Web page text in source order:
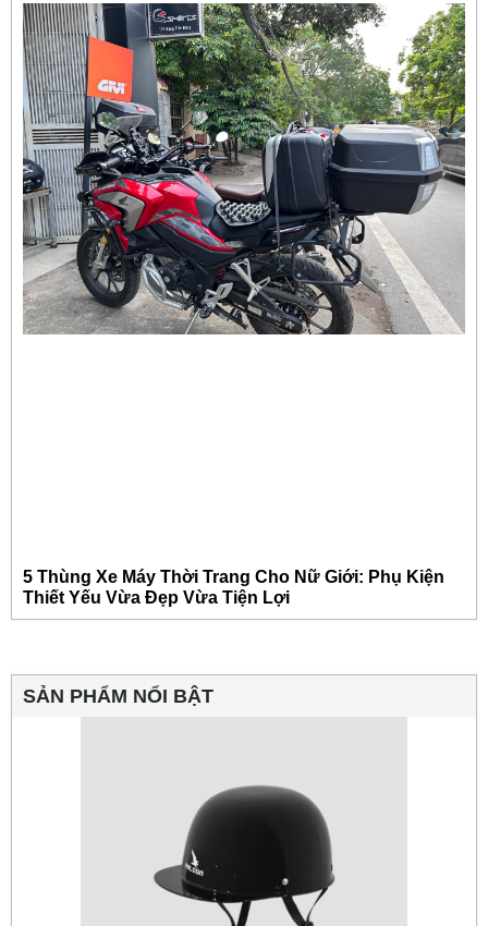
5 Thùng Xe Máy Thời Trang Cho Nữ Giới: Phụ Kiện
Thiết Yếu Vừa Đẹp Vừa Tiện Lợi
SẢN PHẨM NỔI BẬT